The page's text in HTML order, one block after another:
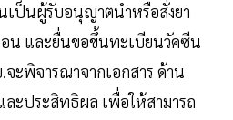
เป็นผู้รับอนุญาตนำหรือสั่งยา
อน และยื่นขอขึ้นทะเบียนวัคซีน
ะพิจารณาจากเอกสาร ด้าน
ะประสิทธิผล เพื่อให้สามารถ